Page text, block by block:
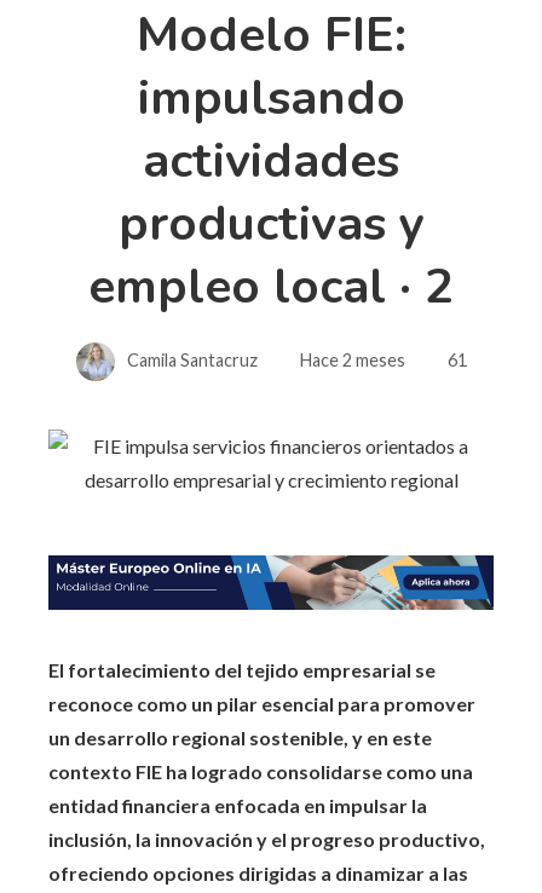
Modelo FIE:
impulsando
actividades
productivas y
empleo local · 2
Camila Santacruz Hace 2 meses 61
El fortalecimiento del tejido empresarial se
reconoce como un pilar esencial para promover
un desarrollo regional sostenible, y en este
contexto FIE ha logrado consolidarse como una
entidad financiera enfocada en impulsar la
inclusión, la innovación y el progreso productivo,
ofreciendo opciones dirigidas a dinamizar a las